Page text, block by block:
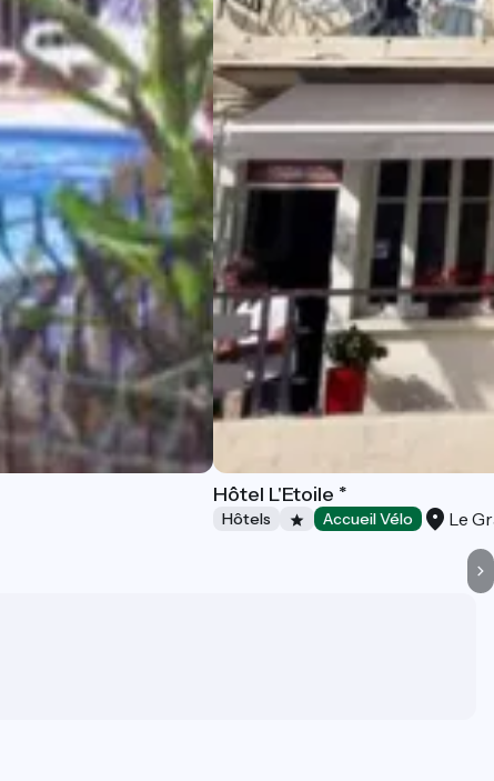
Hôtel L'Etoile *
Hôtels Accueil Vélo Le